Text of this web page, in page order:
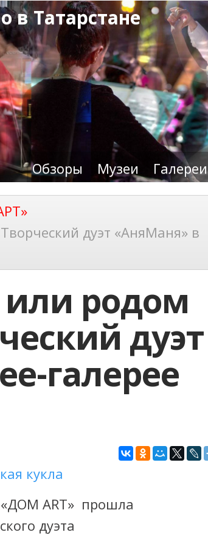
в Татарстане
Обзоры Музеи Галереи
дуэт «АняМаня» в
родом
дуэт
галерее
кукла
«ДОМ ART» прошла
дуэта